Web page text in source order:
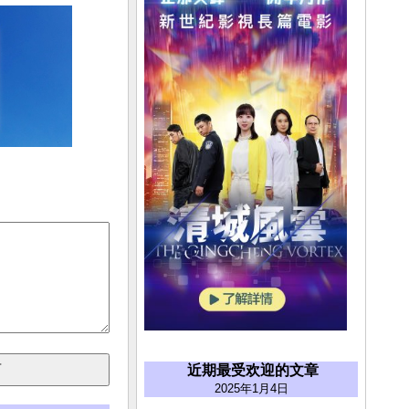
近期最受欢迎的文章
2025年1月4日